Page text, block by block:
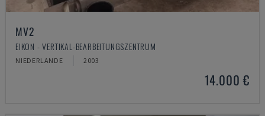
MV2
EIKON - VERTIKAL-BEARBEITUNGSZENTRUM
NIEDERLANDE 2003
14.000 €